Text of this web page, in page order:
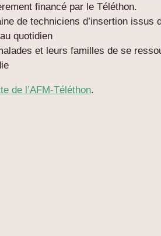
financé par le Téléthon.
de techniciens d’insertion issus
quotidien
et leurs familles de se
de l’AFM-Téléthon.